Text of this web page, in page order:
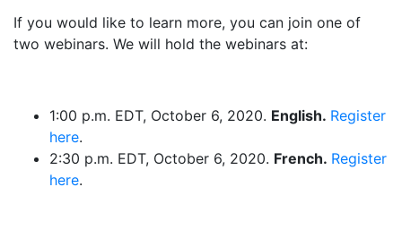
If you would like to learn more, you can join one of
two webinars. We will hold the webinars at:
1:00 p.m. EDT, October 6, 2020. English. Register
here.
2:30 p.m. EDT, October 6, 2020. French. Register
here.